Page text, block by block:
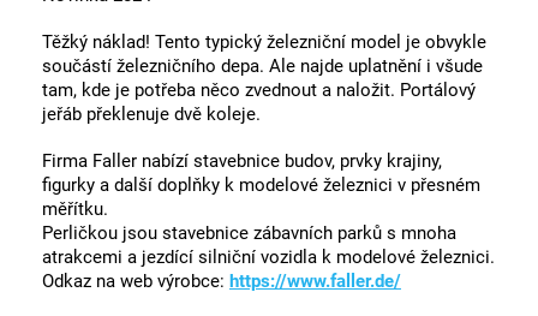
Těžký náklad! Tento typický železniční model je obvykle
součástí železničního depa. Ale najde uplatnění i všude
tam, kde je potřeba něco zvednout a naložit. Portálový
jeřáb překlenuje dvě koleje.
Firma Faller nabízí stavebnice budov, prvky krajiny,
figurky a další doplňky k modelové železnici v přesném
měřítku.
Perličkou jsou stavebnice zábavních parků s mnoha
atrakcemi a jezdící silniční vozidla k modelové železnici.
Odkaz na web výrobce: https://www.faller.de/